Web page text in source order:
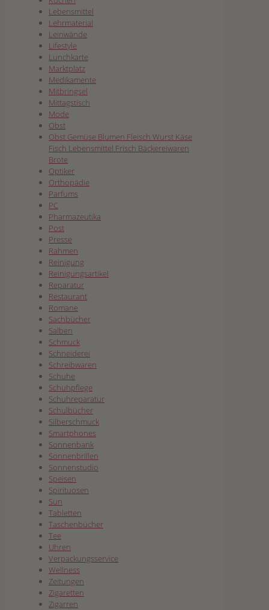
Lebensmittel
Lehrmaterial
Leinwände
Lifestyle
Lunchkarte
Marktplatz
Medikamente
Mitbringsel
Mittagstisch
Mode
Obst
Obst Gemüse Blumen Fleisch Wurst Käse
Fisch Lebensmittel Frisch Bäckereiwaren
Brote
Optiker
Orthopädie
Parfums
PC
Pharmazeutika
Post
Presse
Rahmen
Reinigung
Reinigungsartikel
Reparatur
Restaurant
Romane
Sachbücher
Salben
Schmuck
Schneiderei
Schreibwaren
Schuhe
Schuhpflege
Schuhreparatur
Schulbücher
Silberschmuck
Smartphones
Sonnenbank
Sonnenbrillen
Sonnenstudio
Speisen
Spirituosen
Sun
Tabletten
Taschenbücher
Tee
Uhren
Verpackungsservice
Wellness
Zeitungen
Zigaretten
Zigarren